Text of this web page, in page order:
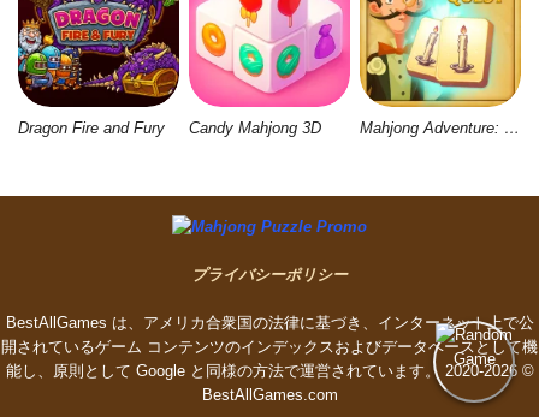
Dragon Fire and Fury Candy Mahjong 3D Mahjong Adventure: World Quest
プライバシーポリシー
BestAllGames は、アメリカ合衆国の法律に基づき、インターネット上で公
開されているゲーム コンテンツのインデックスおよびデータベースとして機
能し、原則として Google と同様の方法で運営されています。 2020-2026 ©
BestAllGames.сom